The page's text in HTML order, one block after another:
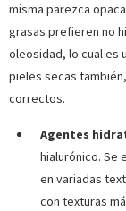
misma parezca
grasas prefieren no
oleosidad, lo cual es
pieles secas
correctos.
Agentes
hialurónico. Se
en variadas
con texturas